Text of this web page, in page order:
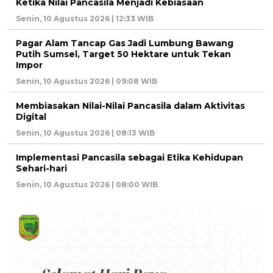
Ketika Nilai Pancasila Menjadi Kebiasaan
Senin, 10 Agustus 2026 | 12:33 WIB
Pagar Alam Tancap Gas Jadi Lumbung Bawang
Putih Sumsel, Target 50 Hektare untuk Tekan
Impor
Senin, 10 Agustus 2026 | 09:08 WIB
Membiasakan Nilai-Nilai Pancasila dalam Aktivitas
Digital
Senin, 10 Agustus 2026 | 08:13 WIB
Implementasi Pancasila sebagai Etika Kehidupan
Sehari-hari
Senin, 10 Agustus 2026 | 08:00 WIB